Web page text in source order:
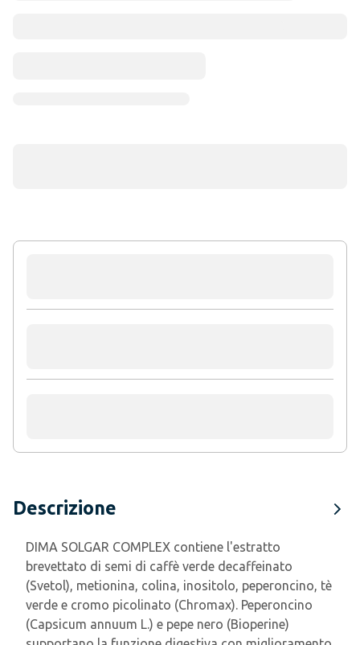
Descrizione
DIMA SOLGAR COMPLEX contiene l'estratto
brevettato di semi di caffè verde decaffeinato
(Svetol), metionina, colina, inositolo, peperoncino, tè
verde e cromo picolinato (Chromax). Peperoncino
(Capsicum annuum L.) e pepe nero (Bioperine)